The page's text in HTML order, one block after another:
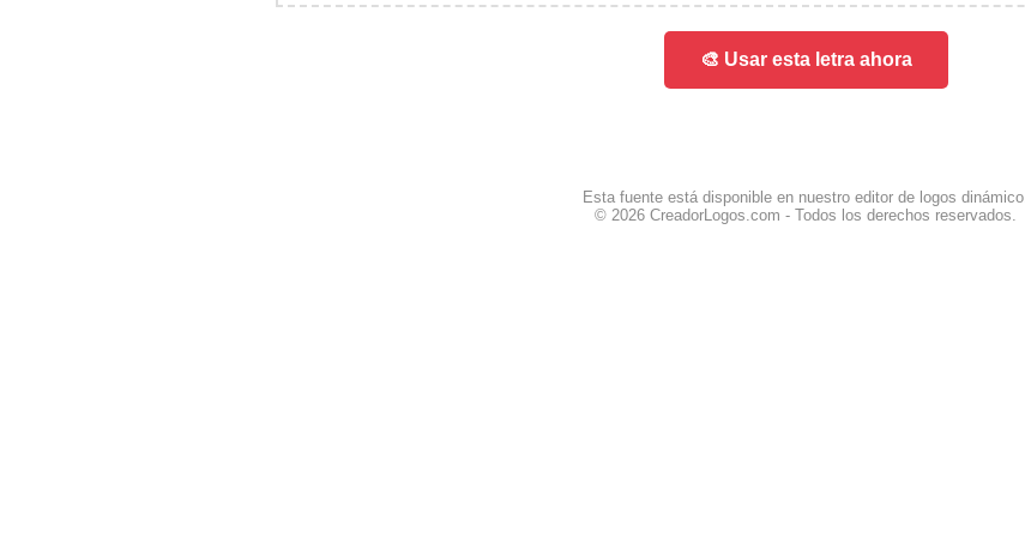
🎨 Usar esta letra ahora
Esta fuente está disponible en nuestro editor de logos dinámico.
© 2026 CreadorLogos.com - Todos los derechos reservados.